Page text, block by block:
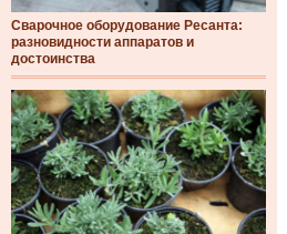
Сварочное оборудование Ресанта:
разновидности аппаратов и
достоинства